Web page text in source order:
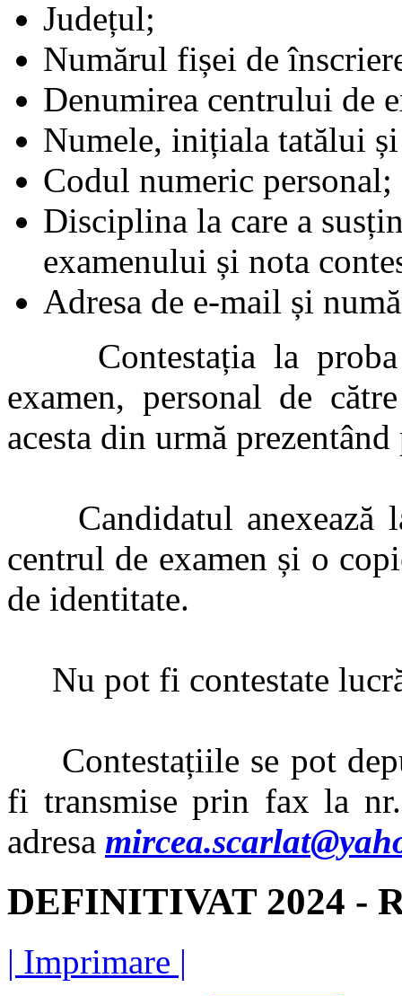
Județul;
Numărul fișei de
Denumirea centrului de
Numele, inițiala tatălui
Codul numeric personal;
Disciplina la care a
examenului și nota
Adresa de e-mail și
Contestația la proba
examen, personal de
acesta din urmă
Candidatul anexează la
centrul de examen și o
de identitate.
Nu pot fi contestate
Contestațiile se pot
fi transmise prin fax la
adresa
DEFINITIVAT 2024 -
| Imprimare |